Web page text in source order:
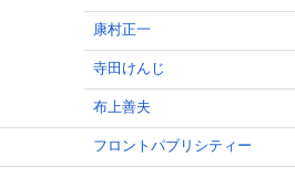
康村正一
寺田けんじ
布上善夫
フロントパブリシティー